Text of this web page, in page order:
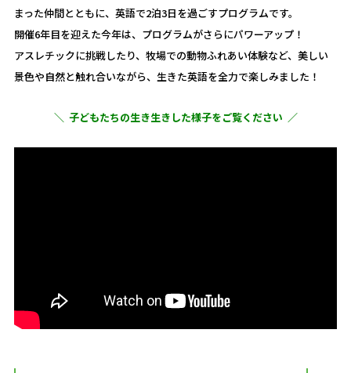
まった仲間とともに、英語で2泊3日を過ごすプログラムです。
開催6年目を迎えた今年は、プログラムがさらにパワーアップ！
アスレチックに挑戦したり、牧場での動物ふれあい体験など、美しい
景色や自然と触れ合いながら、生きた英語を全力で楽しみました！
＼ 子どもたちの生き生きした様子をご覧ください ／